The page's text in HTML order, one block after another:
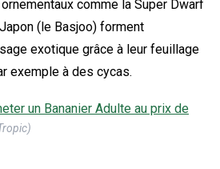
comme la Super Dwarf
(le Basjoo) forment
exotique grâce à leur feuillage
exemple à des cycas.
un Bananier Adulte au prix de